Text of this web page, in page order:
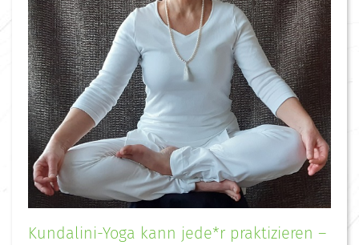
Kundalini-Yoga kann jede*r praktizieren –